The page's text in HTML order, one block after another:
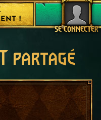
SE CONNECTER
!
partagé